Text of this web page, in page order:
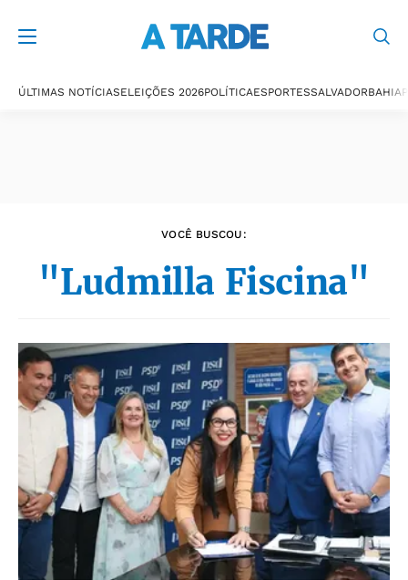
ÚLTIMAS NOTÍCIASELEIÇÕES 2026POLÍTICAESPORTESSALVADORBAHIA
VOCÊ BUSCOU:
"Ludmilla Fiscina"